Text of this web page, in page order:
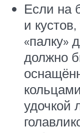
Если на
и
«палку»
должно
удочкой